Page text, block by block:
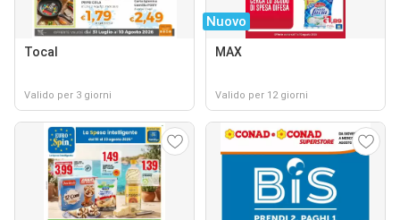
Tocal
Valido per 3 giorni
Nuovo
MAX
Valido per 12 giorni